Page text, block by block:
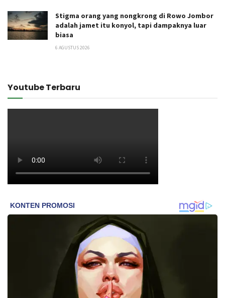
Stigma orang yang nongkrong di Rowo Jombor
adalah jamet itu konyol, tapi dampaknya luar
biasa
6 AGUSTUS 2026
Youtube Terbaru